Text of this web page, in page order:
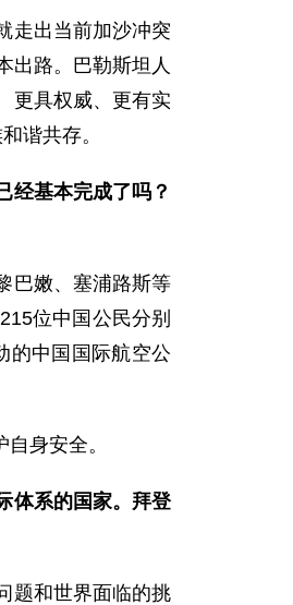
走出当前加沙冲突
出路。巴勒斯坦人
更具权威、更有实
谐共存。
经基本完成了吗？
巴嫩、塞浦路斯等
位中国公民分别
的中国国际航空公
身安全。
体系的国家。拜登
题和世界面临的挑